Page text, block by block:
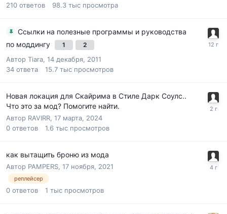
210 ответов 98.3 тыс просмотра
Ссылки на полезные программы и руководства
по моддингу
1 2
Автор Tiara, 14 декабря, 2011
34 ответа 15.7 тыс просмотров
Новая локация для Скайрима в Стиле Дарк Соулс..
Что это за мод? Помогите найти.
Автор RAVIRR, 17 марта, 2024
0 ответов 1.6 тыс просмотров
как вытащить броню из мода
Автор PAMPERS, 17 ноября, 2021
реплейсер
0 ответов 1 тыс просмотров